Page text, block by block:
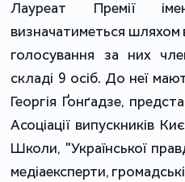
Лауреат Премії
визначатиметься шляхом
голосування за них
складі 9 осіб. До неї
Георгія Ґонґадзе,
Асоціації випускників
Школи, "Української
медіаексперти,